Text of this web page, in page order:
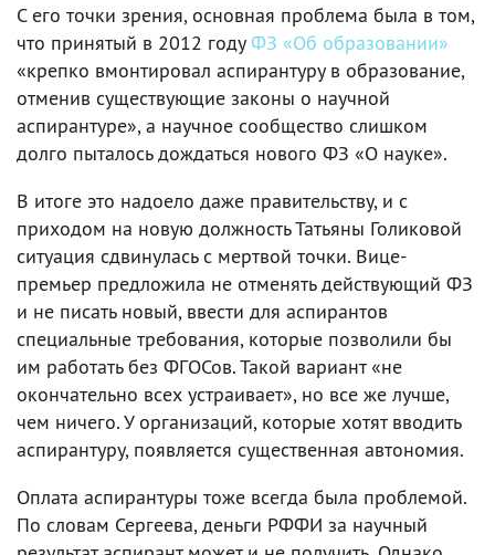
С его точки зрения, основная проблема была в том,
что принятый в 2012 годуФЗ «Об образовании»
«крепко вмонтировал аспирантуру в образование,
отменив существующие законы о научной
аспирантуре», а научное сообщество слишком
долго пыталось дождаться нового ФЗ «О науке».
В итоге это надоело даже правительству, и с
приходом на новую должность Татьяны Голиковой
ситуация сдвинулась с мертвой точки. Вице-
премьер предложила не отменять действующий ФЗ
и не писать новый, ввести для аспирантов
специальные требования, которые позволили бы
им работать без ФГОСов. Такой вариант «не
окончательно всех устраивает», но все же лучше,
чем ничего. У организаций, которые хотят вводить
аспирантуру, появляется существенная автономия.
Оплата аспирантуры тоже всегда была проблемой.
По словам Сергеева, деньги РФФИ за научный